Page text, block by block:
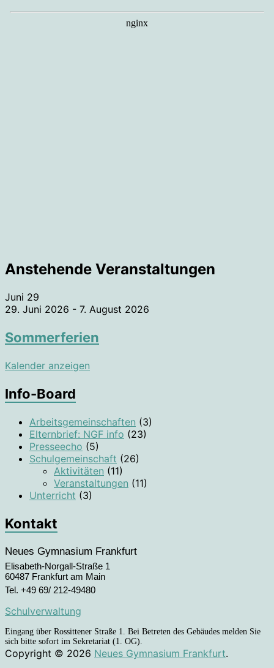
Anstehende Veranstaltungen
Juni 29
29. Juni 2026 - 7. August 2026
Sommerferien
Kalender anzeigen
Info-Board
Arbeitsgemeinschaften (3)
Elternbrief: NGF info (23)
Presseecho (5)
Schulgemeinschaft (26)
Aktivitäten (11)
Veranstaltungen (11)
Unterricht (3)
Kontakt
Neues Gymnasium Frankfurt
Elisabeth-Norgall-Straße 1
60487 Frankfurt am Main
Tel. +49 69/ 212-49480
Schulverwaltung
Eingang über Rossittener Straße 1. Bei Betreten des Gebäudes melden Sie
sich bitte sofort im Sekretariat (1. OG).
Copyright © 2026 Neues Gymnasium Frankfurt.